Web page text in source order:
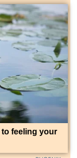
feeling your